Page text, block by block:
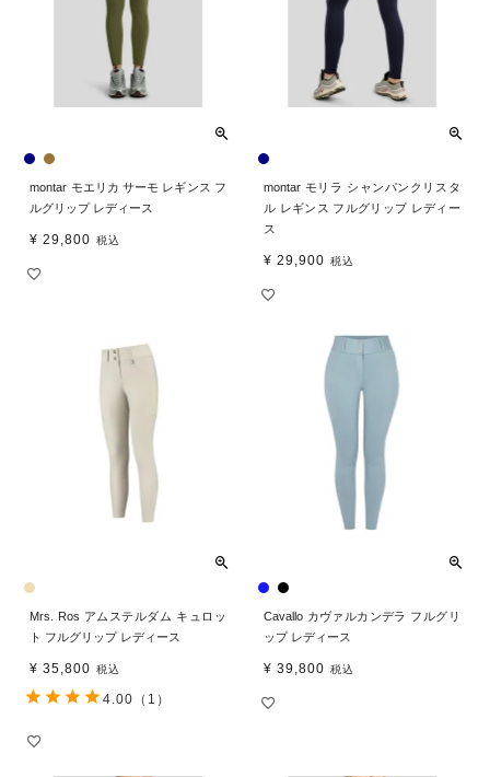
montar モエリカ サーモ レギンス フ
ルグリップ レディース
¥ 29,800 税込
montar モリラ シャンパンクリスタ
ル レギンス フルグリップ レディー
ス
¥ 29,900 税込
Mrs. Ros アムステルダム キュロッ
ト フルグリップ レディース
¥ 35,800 税込
4.00 （1）
Cavallo カヴァルカンデラ フルグリ
ップ レディース
¥ 39,800 税込